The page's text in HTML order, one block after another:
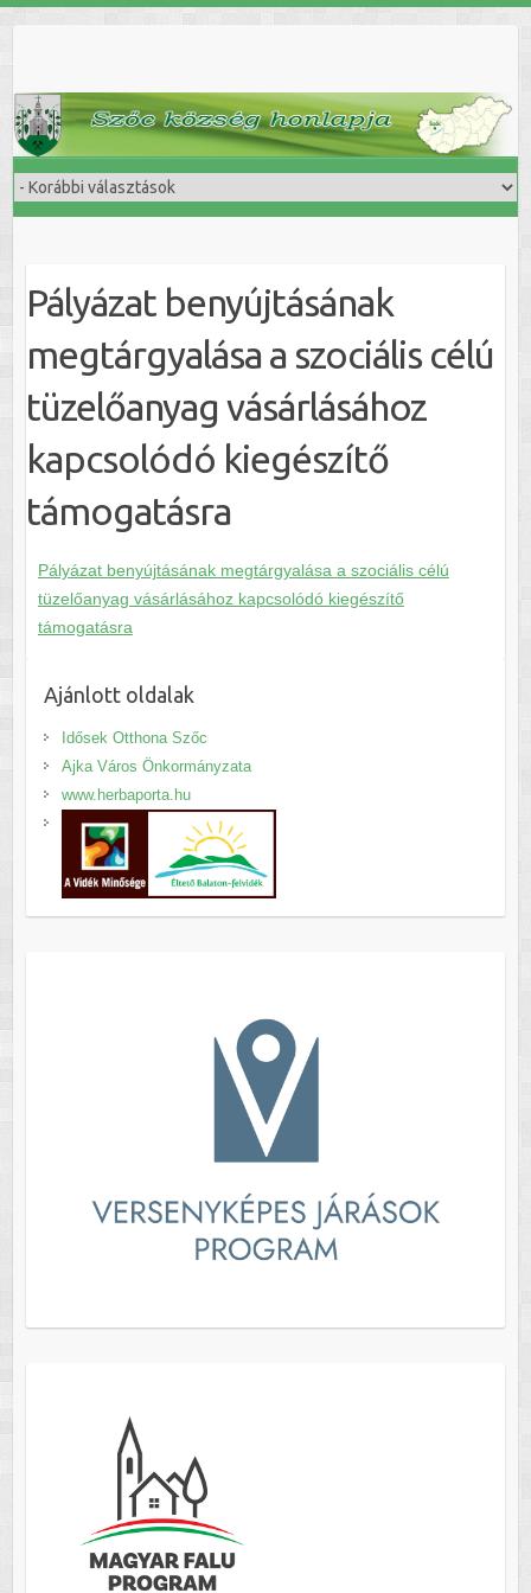
Pályázat benyújtásának
megtárgyalása a szociális célú
tüzelőanyag vásárlásához
kapcsolódó kiegészítő
támogatásra
Pályázat benyújtásának megtárgyalása a szociális célú
tüzelőanyag vásárlásához kapcsolódó kiegészítő
támogatásra
Ajánlott oldalak
Idősek Otthona Szőc
Ajka Város Önkormányzata
www.herbaporta.hu